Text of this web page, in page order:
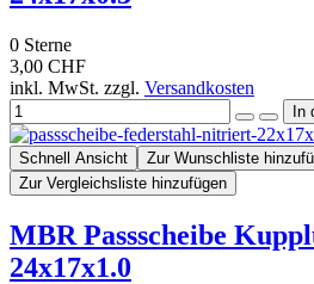
0 Sterne
3,00 CHF
inkl. MwSt. zzgl. Versandkosten
Schnell Ansicht
Zur Wunschliste
Zur Vergleichsliste hinzufügen
MBR Passscheibe
24x17x1.0